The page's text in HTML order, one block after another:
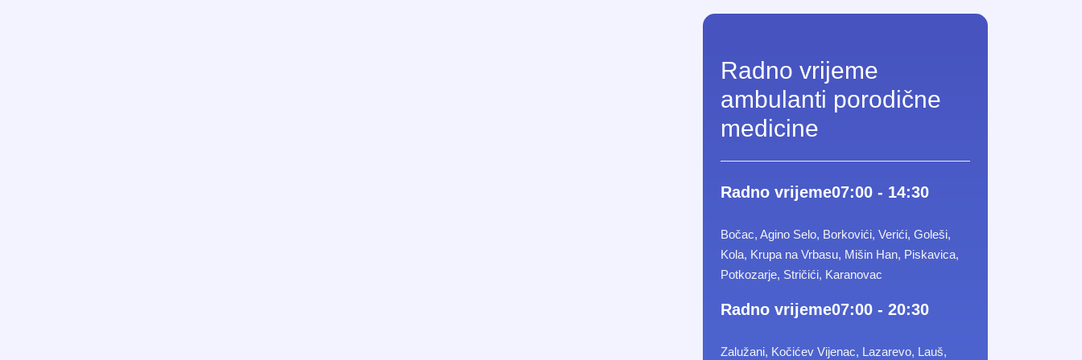
Radno vrijeme
ambulanti porodične
medicine
Radno vrijeme07:00 - 14:30
Bočac, Agino Selo, Borkovići, Verići, Goleši,
Kola, Krupa na Vrbasu, Mišin Han, Piskavica,
Potkozarje, Stričići, Karanovac
Radno vrijeme07:00 - 20:30
Zalužani, Kočićev Vijenac, Lazarevo, Lauš,